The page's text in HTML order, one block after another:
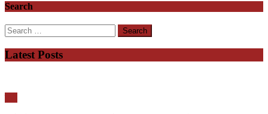
Search
Search
for:
Latest Posts